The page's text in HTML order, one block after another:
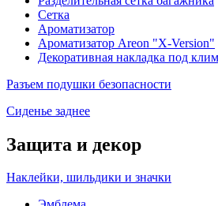
Сетка
Ароматизатор
Ароматизатор Areon "X-Version"
Декоративная накладка под
Разъем подушки безопасности
Сиденье заднее
Защита и декор
Наклейки, шильдики и значки